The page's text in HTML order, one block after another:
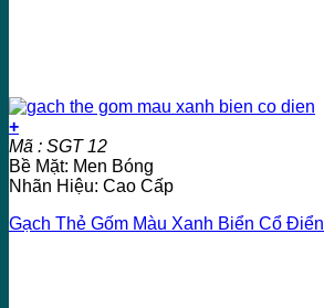
+
Mã : SGT 12
Bề Mặt: Men Bóng
Nhãn Hiệu: Cao Cấp
Gạch Thẻ Gốm Màu Xanh Biển Cổ Điển